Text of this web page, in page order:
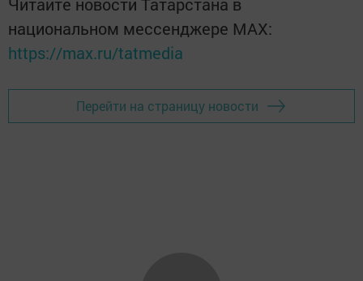
национальном мессенджере MАХ:
https://max.ru/tatmedia
Перейти на страницу новости